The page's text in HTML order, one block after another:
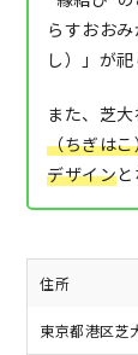
らすおお
し）」が祀
また、芝大
（ちぎは
デザイン
住所
東京都港区芝